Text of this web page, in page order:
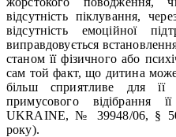
відсутність піклування,
відсутність емоційної
виправдовується
станом її фізичного або
сам той факт, що дитина
більш сприятливе для її
примусового відібрання
UKRAINE, № 39948/06, §
року).